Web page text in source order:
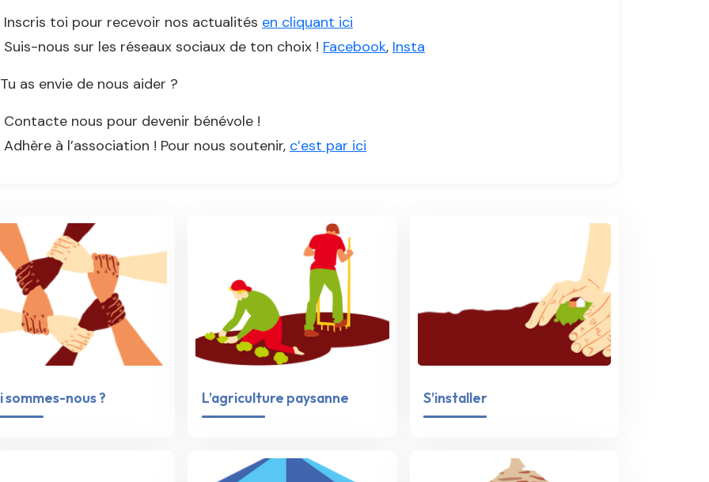
Inscris toi pour recevoir nos actualités en cliquant ici
Suis-nous sur les réseaux sociaux de ton choix ! Facebook, Insta
as envie de nous aider ?
Contacte nous pour devenir bénévole !
Adhère à l’association ! Pour nous soutenir, c’est par ici
sommes-nous ? L’agriculture paysanne S’installer